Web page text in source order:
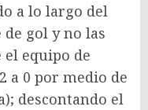
a lo largo del
gol y no las
el equipo de
a 0 por medio de
descontando el